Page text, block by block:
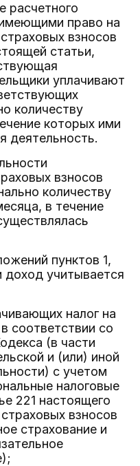
расчетного
право на
взносов
статьи,
уплачивают
количеству
которых ими
деятельность.
взносов
количеству
в течение
пунктов 1,
доход учитывается
налог на
соответствии со
(в части
и (или) иной
с учетом
налоговые
221 настоящего
взносов
страхование и